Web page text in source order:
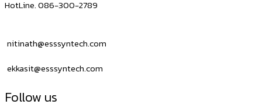
HotLine. 086-300-2789
nitinath@esssyntech.com
ekkasit@esssyntech.com
Follow us